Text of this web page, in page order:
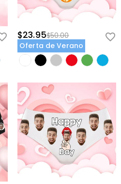
$23.95$50.00
Oferta de Verano